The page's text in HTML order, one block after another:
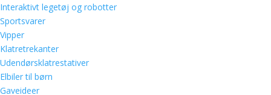
Interaktivt legetøj og robotter
Sportsvarer
Vipper
Klatretrekanter
Udendørsklatrestativer
Elbiler til børn
Gaveideer